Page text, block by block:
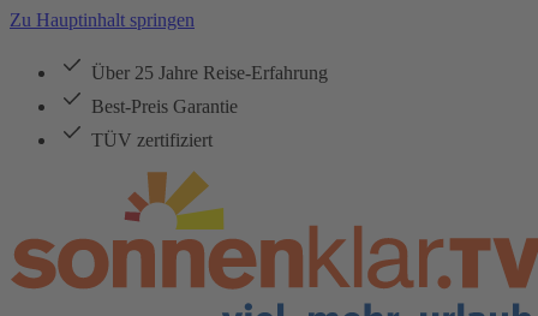
Zu Hauptinhalt springen
Über 25 Jahre Reise-Erfahrung
Best-Preis Garantie
TÜV zertifiziert